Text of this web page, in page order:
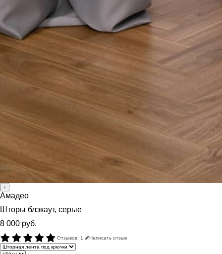
›
Амадео
Шторы блэкаут, серые
8 000 руб.
Отзывов: 1 Написать отзыв